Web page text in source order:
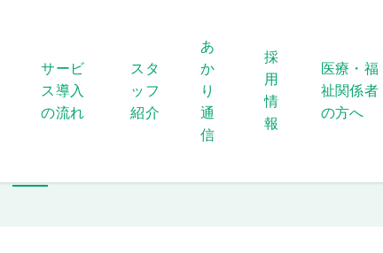
サービ
ス導入
の流れ
スタ
ッフ
紹介
あ
か
り
通
信
採
用
情
報
医療・福
祉関係者
の方へ